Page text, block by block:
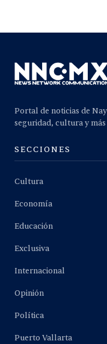
Portal de noticias de
seguridad, cultura y más
SECCIONES
Cultura
Economía
Educación
Exclusiva
Internacional
Opinión
Política
Puerto Vallarta